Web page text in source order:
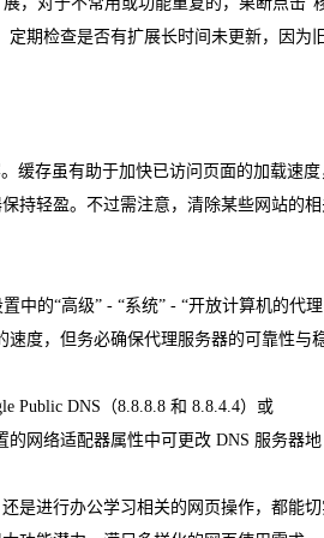
期检查是否有扩展长时间未更新，因为
缓存虽有助于加快已访问页面的加载速度
持轻盈。不过需注意，清除某些网站的相
中的“高级” - “系统” - “开放计算机的代理
度，但务必确保代理服务器的可靠性与
Public DNS（8.8.8.8 和 8.8.4.4）或
的网络适配器属性中可更改 DNS 服务器地
是进行办公学习相关的网页操作，都能切